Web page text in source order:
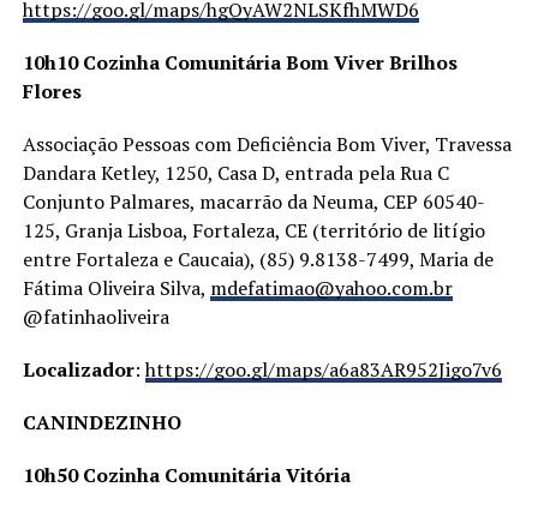
https://goo.gl/maps/hgQyAW2NLSKfhMWD6
10h10 Cozinha Comunitária Bom Viver Brilhos
Flores
Associação Pessoas com Deficiência Bom Viver, Travessa
Dandara Ketley, 1250, Casa D, entrada pela Rua C
Conjunto Palmares, macarrão da Neuma, CEP 60540-
125, Granja Lisboa, Fortaleza, CE (território de litígio
entre Fortaleza e Caucaia), (85) 9.8138-7499, Maria de
Fátima Oliveira Silva, mdefatimao@yahoo.com.br
@fatinhaoliveira
Localizador:https://goo.gl/maps/a6a83AR952Jigo7v6
CANINDEZINHO
10h50 Cozinha Comunitária Vitória